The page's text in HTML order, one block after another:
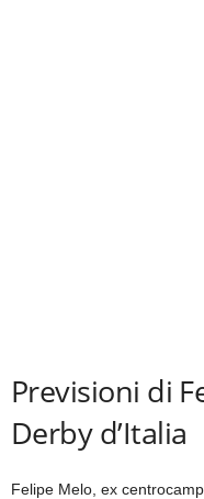
Previsioni di
Derby d’Italia
Felipe Melo, ex